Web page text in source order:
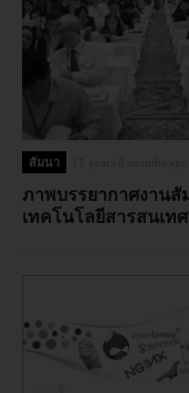
สัมนา
ภาพบรรยากาศงานสั
เทคโนโลยีสารสนเท